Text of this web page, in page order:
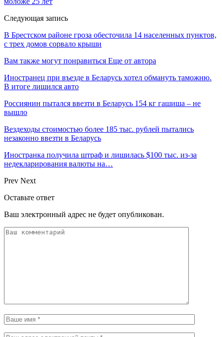
Следующая запись
В Брестском районе гроза обесточила 14 населенных пунктов,
с трех домов сорвало крыши
Вам также могут понравиться Еще от автора
Иностранец при въезде в Беларусь хотел обмануть таможню.
В итоге лишился авто
Россиянин пытался ввезти в Беларусь 154 кг гашиша – не
вышло
Вездеходы стоимостью более 185 тыс. рублей пытались
незаконно ввезти в Беларусь
Иностранка получила штраф и лишилась $100 тыс. из-за
недекларирования валюты на…
Prev Next
Оставьте ответ
Ваш электронный адрес не будет опубликован.